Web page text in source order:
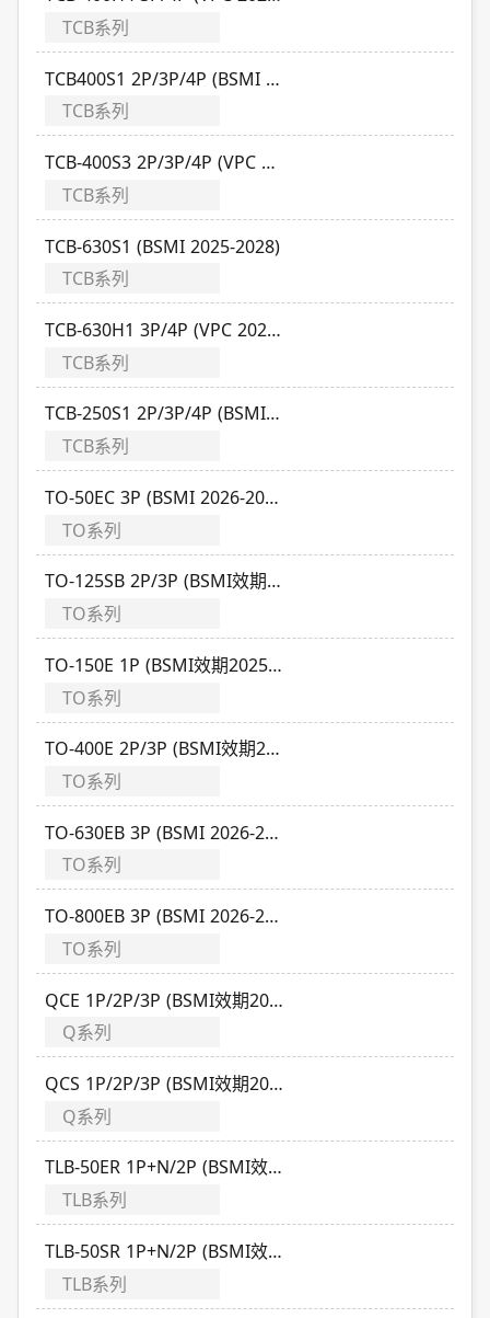
TCB系列
TCB400S1 2P/3P/4P (BSMI 2023-2026)
TCB系列
TCB-400S3 2P/3P/4P (VPC 2026-2029)
TCB系列
TCB-630S1 (BSMI 2025-2028)
TCB系列
TCB-630H1 3P/4P (VPC 2025-2028)
TCB系列
TCB-250S1 2P/3P/4P (BSMI 2023-2026)
TCB系列
TO-50EC 3P (BSMI 2026-2029)
TO系列
TO-125SB 2P/3P (BSMI效期2025-2028)
TO系列
TO-150E 1P (BSMI效期2025-2028)
TO系列
TO-400E 2P/3P (BSMI效期2025-2029)
TO系列
TO-630EB 3P (BSMI 2026-2029)
TO系列
TO-800EB 3P (BSMI 2026-2029)
TO系列
QCE 1P/2P/3P (BSMI效期2024-2027)
Q系列
QCS 1P/2P/3P (BSMI效期2024-2027)
Q系列
TLB-50ER 1P+N/2P (BSMI效期2025-2028)
TLB系列
TLB-50SR 1P+N/2P (BSMI效期2025-2028)
TLB系列